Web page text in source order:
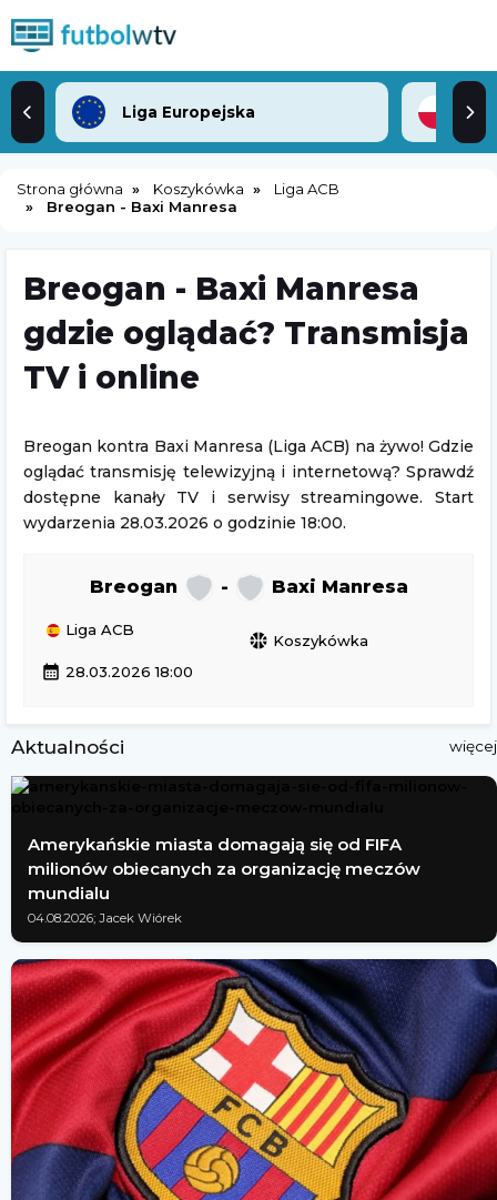
Liga Europejska 2.
Strona główna Koszykówka
Liga ACB
Breogan - Baxi Manresa
Breogan - Baxi Manresa
gdzie oglądać? Transmisja
TV i online
Breogan kontra Baxi Manresa (Liga ACB) na żywo! Gdzie
oglądać transmisję telewizyjną i internetową? Sprawdź
dostępne kanały TV i serwisy streamingowe. Start
wydarzenia 28.03.2026 o godzinie 18:00.
Breogan - Baxi Manresa
Liga ACB
sports_basketball Koszykówka
calendar_month 28.03.2026 18:00
Aktualności więcej
Amerykańskie miasta domagają się od FIFA
milionów obiecanych za organizację meczów
mundialu
04.08.2026; Jacek Wiórek